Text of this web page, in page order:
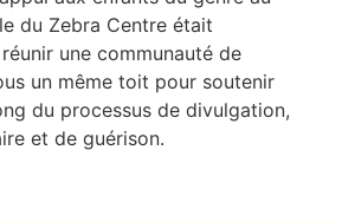
du Zebra Centre était
une communauté de
un même toit pour soutenir
du processus de divulgation,
et de guérison.